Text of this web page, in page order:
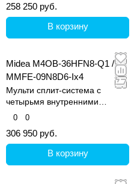
258 250 руб.
В корзину
Midea M4OB-36HFN8-Q1 /
MMFE-09N8D6-Ix4
Мульти сплит-система с
четырьмя внутренними
блоками
0 0
306 950 руб.
В корзину